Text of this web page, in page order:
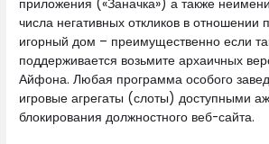
приложения («Заначка») а также
числа негативных откликов в отношении
игорный дом – преимущественно если
поддерживается возьмите архаичных
Айфона.Любая программа особого
игровые агрегаты (слоты) доступными
блокирования должностного веб-сайта.